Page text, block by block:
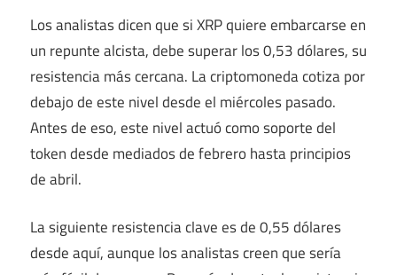
Los analistas dicen que si XRP quiere embarcarse en
un repunte alcista, debe superar los 0,53 dólares, su
resistencia más cercana. La criptomoneda cotiza por
debajo de este nivel desde el miércoles pasado.
Antes de eso, este nivel actuó como soporte del
token desde mediados de febrero hasta principios
de abril.
La siguiente resistencia clave es de 0,55 dólares
desde aquí, aunque los analistas creen que sería